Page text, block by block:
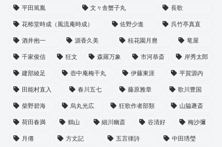
平田篤胤 文々舎蟹子丸 長歌
花㮇堂時成（風流庵時成） 佐野少進 呉竹亭真直
酒井抱一 源香久美 桂花園月麿 竜屋
千家俊信 狂文 森羅万象 市河恭斎 岸秀太郎
建部綾足 壺中庵梅干丸 伊藤東涯 平賀源内
田能村直入 春川五七 藤原雅章 歌川豊国
柴野碧海 烏丸光広 狂歌作者部類 山脇遯斎
荷田春満 鶴山 細川幽斎 谷清好 梅沙彌
月僊 方丈記 五言律詩 中田琇瑩